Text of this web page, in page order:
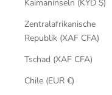
Kaimaninseln (KYD $)
Zentralafrikanische
Republik (XAF CFA)
Tschad (XAF CFA)
Chile (EUR €)